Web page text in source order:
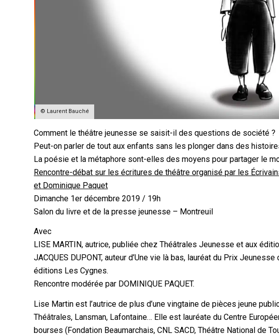
© Laurent Bauché
Comment le théâtre jeunesse se saisit-il des questions de société ?
Peut-on parler de tout aux enfants sans les plonger dans des
La poésie et la métaphore sont-elles des moyens pour partager le
Rencontre-débat sur les écritures de théâtre organisé par les
et Dominique Paquet
Dimanche 1er décembre 2019 / 19h
Salon du livre et de la presse jeunesse – Montreuil
Avec
LISE MARTIN, autrice, publiée chez Théâtrales Jeunesse et aux
JACQUES DUPONT, auteur d’Une vie là bas, lauréat du Prix
éditions Les Cygnes.
Rencontre modérée par DOMINIQUE PAQUET.
Lise Martin est l’autrice de plus d’une vingtaine de pièces jeune
Théâtrales, Lansman, Lafontaine… Elle est lauréate du Centre
bourses (Fondation Beaumarchais, CNL SACD, Théâtre National de